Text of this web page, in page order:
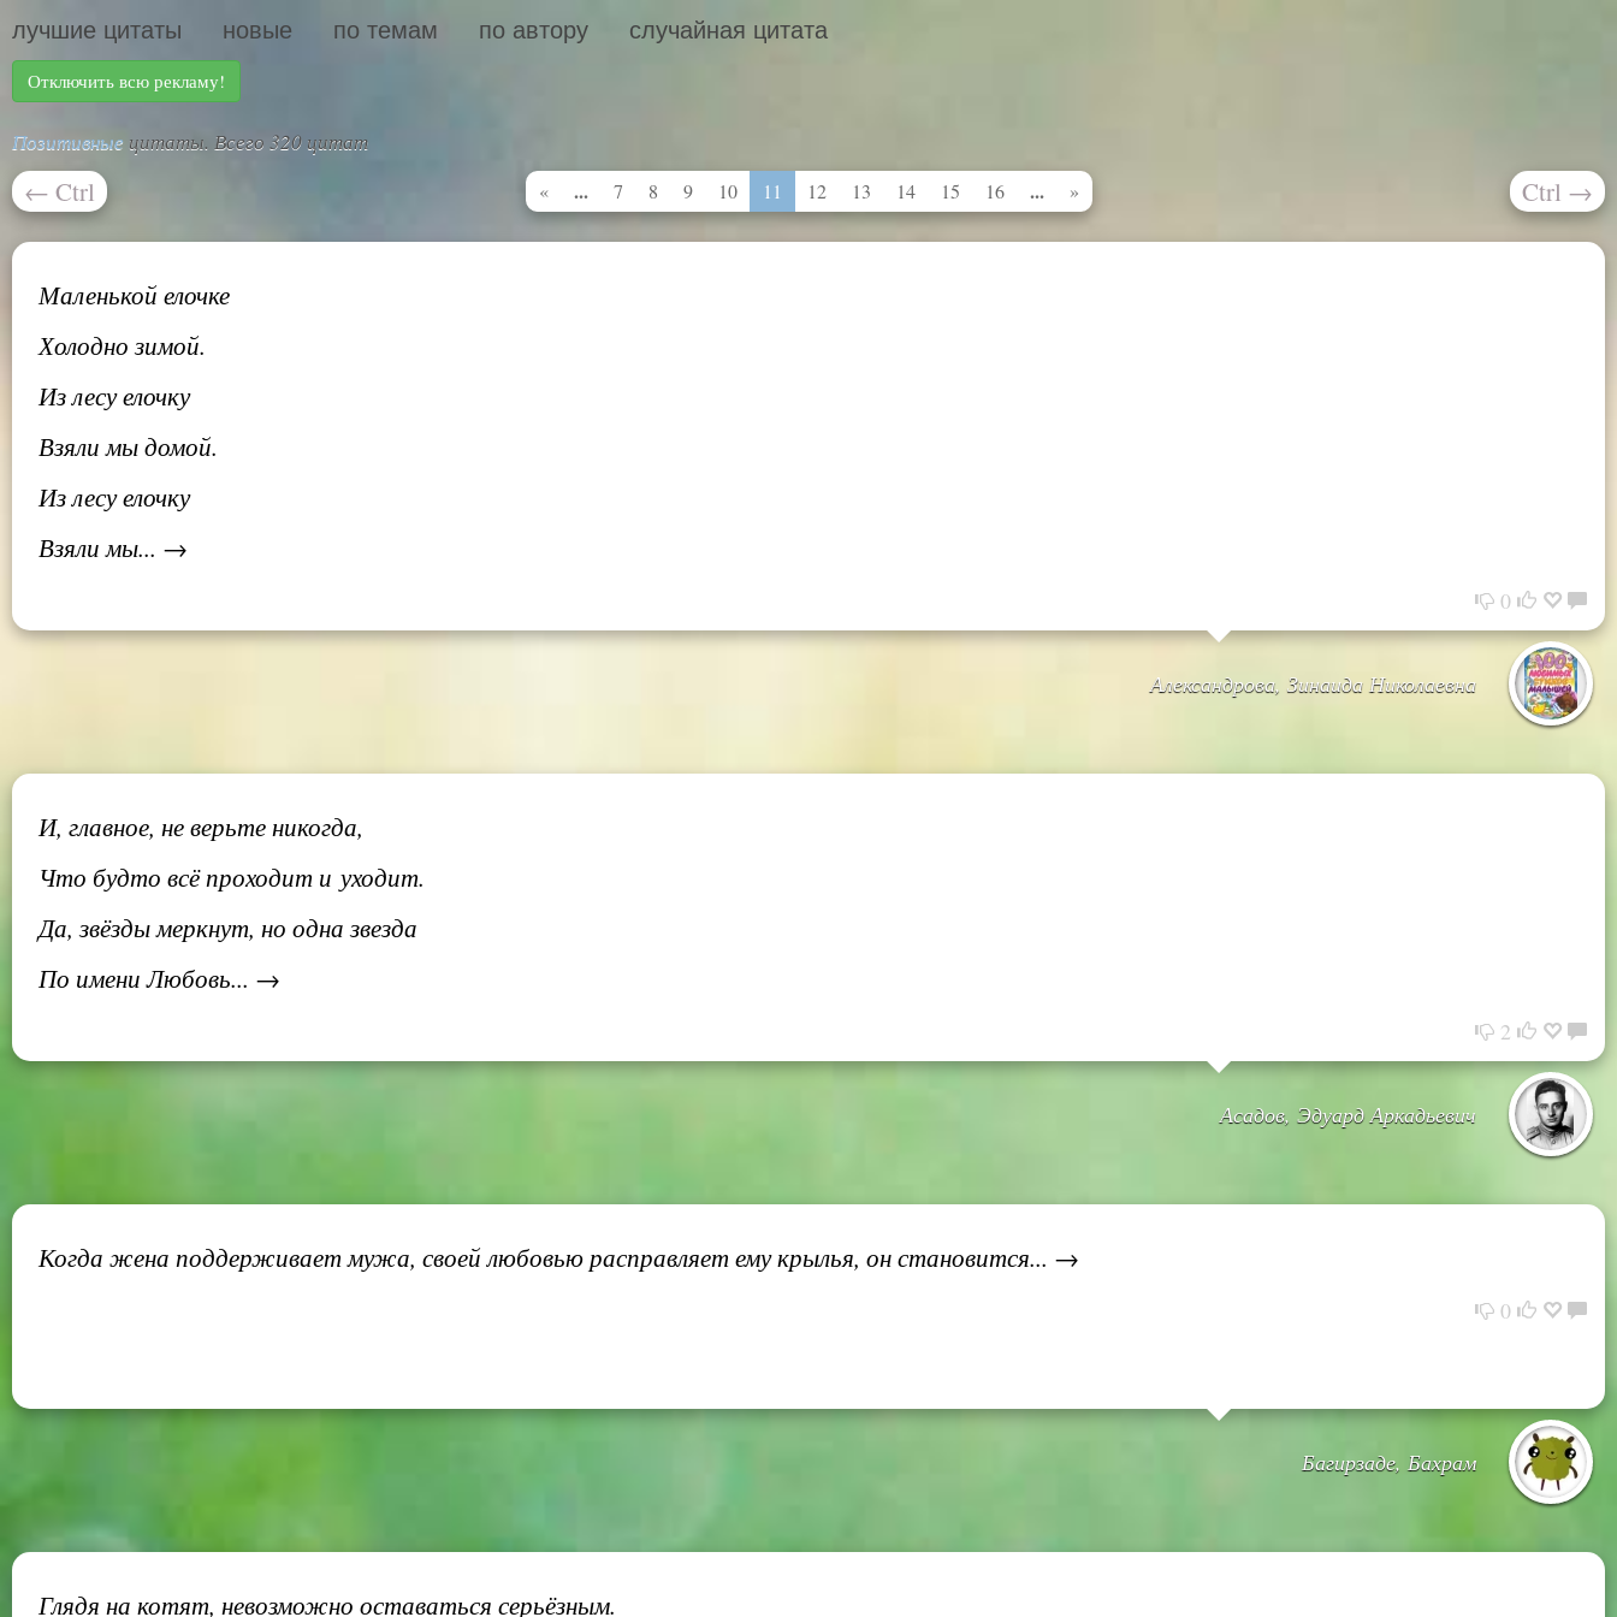
лучшие цитаты новые по темам по автору случайная цитата
Отключить всю рекламу!
Позитивные цитаты. Всего 320 цитат
← Ctrl « ... 7 8 9 10 11 12 13 14 15 16 ... » Ctrl →
Маленькой елочке
Холодно зимой.
Из лесу елочку
Взяли мы домой.
Из лесу елочку
Взяли мы... →
0
Александрова, Зинаида Николаевна
И, главное, не верьте никогда,
Что будто всё проходит и уходит.
Да, звёзды меркнут, но одна звезда
По имени Любовь... →
2
Асадов, Эдуард Аркадьевич
Когда жена поддерживает мужа, своей любовью расправляет ему крылья, он становится... →
0
Багирзаде, Бахрам
Глядя на котят, невозможно оставаться серьёзным.